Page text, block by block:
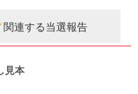
関連する当選報告
見本